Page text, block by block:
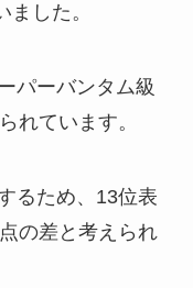
した。
パーバンタム級
れています。
るため、13位表
の差と考えられ